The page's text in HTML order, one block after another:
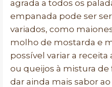
agrada a todos os
empanada pode ser
variados, como
molho de mostarda e
possível variar a
ou queijos à mistura de
dar ainda mais sabor